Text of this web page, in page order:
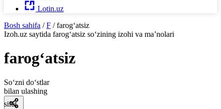
Lotin.uz
Bosh sahifa / F / farog‘atsiz
Izoh.uz saytida farog‘atsiz so‘zining izohi va ma’nolari
farog‘atsiz
So‘zni do‘stlar
bilan ulashing
sifat